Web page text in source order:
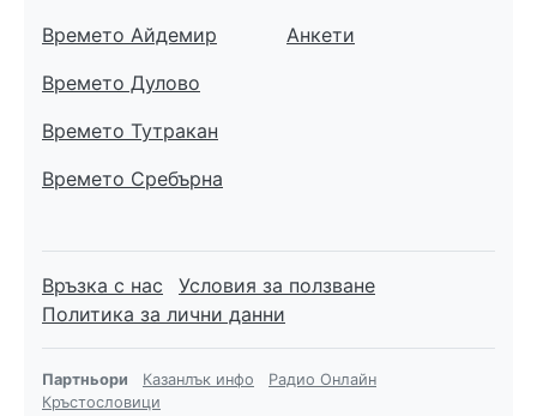
Времето Айдемир
Времето Дулово
Времето Тутракан
Времето Сребърна
Анкети
Връзка с нас
Условия за ползване
Политика за лични данни
Партньори Казанлък инфо
Радио Онлайн
Кръстословици